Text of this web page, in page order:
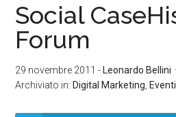
Social
Forum
29 novembre 2011 - Leonardo Bellini
Archiviato in: Digital Marketing Eventi